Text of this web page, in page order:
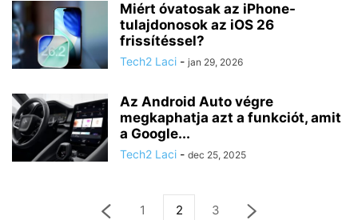
Miért óvatosak az iPhone-
tulajdonosok az iOS 26
frissítéssel?
Tech2 Laci - jan 29, 2026
Az Android Auto végre
megkaphatja azt a funkciót, amit
a Google...
Tech2 Laci - dec 25, 2025
1 2 3